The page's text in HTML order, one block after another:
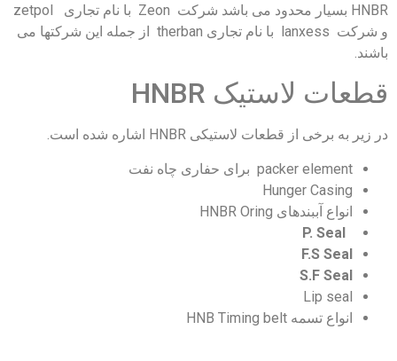
و شرکت lanxess با نام تجاری therban از جمله این شرکتها می
باشند.
قطعات لاستیک HNBR
در زیر به برخی از قطعات لاستیکی HNBR اشاره شده است.
packer element برای حفاری چاه نفت
Hunger Casing
انواع آببندهای HNBR Oring
P. Seal
F.S Seal
S.F Seal
Lip seal
انواع تسمه HNB Timing belt